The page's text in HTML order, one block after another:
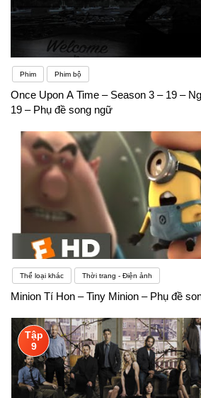
Phim Phim bộ
Once Upon A Time – Season 3 – 19 –
19 – Phụ đề song ngữ
Thể loại khác Thời trang - Điện ảnh
Minion Tí Hon – Tiny Minion – Phụ đề
Tập
9